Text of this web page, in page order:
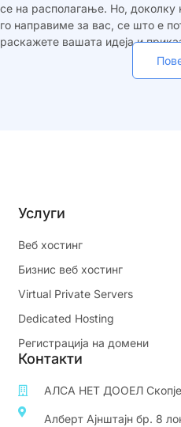
се на располагање. Но, доколку
го направиме за вас, се што е
раскажете вашата идеја и
Услуги
Веб хостинг
Бизнис веб хостинг
Virtual Private Servers
Dedicated Hosting
Регистрација на домени
Контакти
АЛСА НЕТ ДООЕЛ Скопје
Алберт Ајнштајн бр. 8